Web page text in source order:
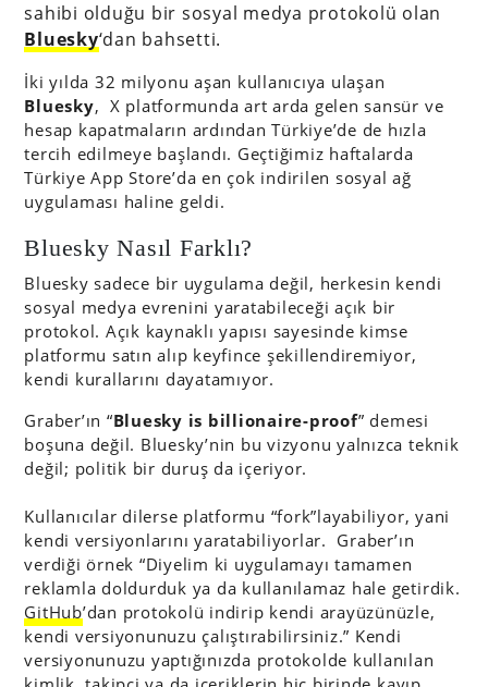
sahibi olduğu bir sosyal medya protokolü olan
Bluesky‘dan bahsetti.
İki yılda 32 milyonu aşan kullanıcıya ulaşan
Bluesky, X platformunda art arda gelen sansür ve
hesap kapatmaların ardından Türkiye’de de hızla
tercih edilmeye başlandı. Geçtiğimiz haftalarda
Türkiye App Store’da en çok indirilen sosyal ağ
uygulaması haline geldi.
Bluesky Nasıl Farklı?
Bluesky sadece bir uygulama değil, herkesin kendi
sosyal medya evrenini yaratabileceği açık bir
protokol. Açık kaynaklı yapısı sayesinde kimse
platformu satın alıp keyfince şekillendiremiyor,
kendi kurallarını dayatamıyor.
Graber’ın “Bluesky is billionaire-proof” demesi
boşuna değil. Bluesky’nin bu vizyonu yalnızca teknik
değil; politik bir duruş da içeriyor.
Kullanıcılar dilerse platformu “fork”layabiliyor, yani
kendi versiyonlarını yaratabiliyorlar. Graber’ın
verdiği örnek “Diyelim ki uygulamayı tamamen
reklamla doldurduk ya da kullanılamaz hale getirdik.
GitHub’dan protokolü indirip kendi arayüzünüzle,
kendi versiyonunuzu çalıştırabilirsiniz.” Kendi
versiyonunuzu yaptığınızda protokolde kullanılan